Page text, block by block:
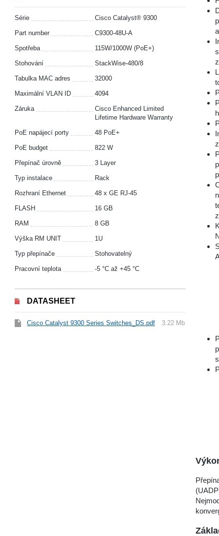
Série Cisco Catalyst® 9300
Part number C9300-48U-A
Spotřeba 115W/1000W (PoE+)
Stohování StackWise-480/8
Tabulka MAC adres 32000
Maximální VLAN ID 4094
Záruka
Cisco Enhanced Limited
Lifetime Hardware Warranty
PoE napájecí porty 48 PoE+
PoE budget 822 W
Přepínač úrovně 3 Layer
Typ instalace Rack
Rozhraní Ethernet 48 x GE RJ-45
FLASH 16 GB
RAM 8 GB
Výška RM UNIT 1U
Typ přepínače Stohovatelný
Pracovní teplota -5 °С až +45 °С
DATASHEET
Cisco Catalyst 9300 Series Switches_DS.pdf 3.22 Mb